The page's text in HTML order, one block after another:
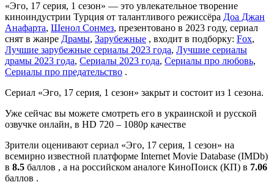
«Эго, 17 серия, 1 сезон» — это увлекательное творение
киноиндустрии Турция от талантливого режиссёра Доа Джан
Анафарта, Шенол Сонмез, презентовано в 2023 году, сериал
снят в жанре Драмы, Зарубежные , входит в подборку: Fox,
Лучшие зарубежные сериалы 2023 года, Лучшие сериалы
драмы 2023 года, Сериалы 2023 года, Сериалы про любовь,
Сериалы про предательство .
Сериал «Эго, 17 серия, 1 сезон» закрыт и состоит из 1 сезона.
Уже сейчас вы можете смотреть его в украинской и русской
озвучке онлайн, в HD 720 – 1080p качестве
Зрители оценивают сериал «Эго, 17 серия, 1 сезон» на
всемирно известной платформе Internet Movie Database (IMDb)
в 8.5 баллов , а на российском аналоге КиноПоиск (КП) в 7.06
баллов .